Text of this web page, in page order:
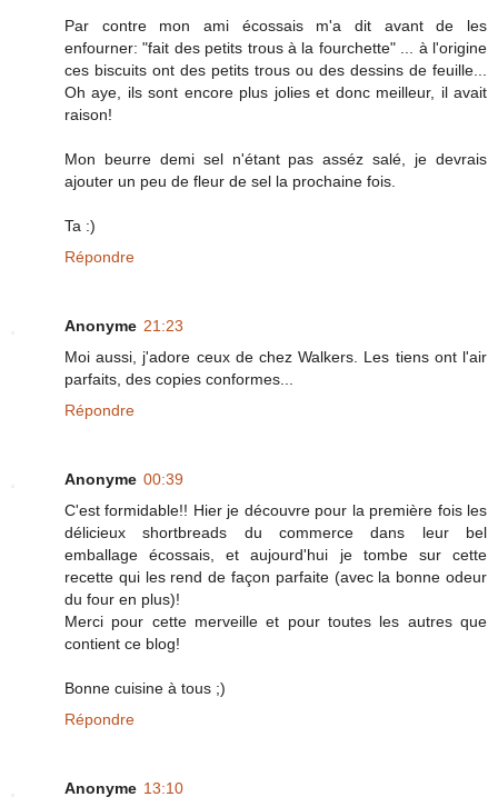
Par contre mon ami écossais m'a dit avant de les
enfourner: "fait des petits trous à la fourchette" ... à l'origine
ces biscuits ont des petits trous ou des dessins de feuille...
Oh aye, ils sont encore plus jolies et donc meilleur, il avait
raison!
Mon beurre demi sel n'étant pas asséz salé, je devrais
ajouter un peu de fleur de sel la prochaine fois.
Ta :)
Répondre
Anonyme 21:23
Moi aussi, j'adore ceux de chez Walkers. Les tiens ont l'air
parfaits, des copies conformes...
Répondre
Anonyme 00:39
C'est formidable!! Hier je découvre pour la première fois les
délicieux shortbreads du commerce dans leur bel
emballage écossais, et aujourd'hui je tombe sur cette
recette qui les rend de façon parfaite (avec la bonne odeur
du four en plus)!
Merci pour cette merveille et pour toutes les autres que
contient ce blog!
Bonne cuisine à tous ;)
Répondre
Anonyme 13:10